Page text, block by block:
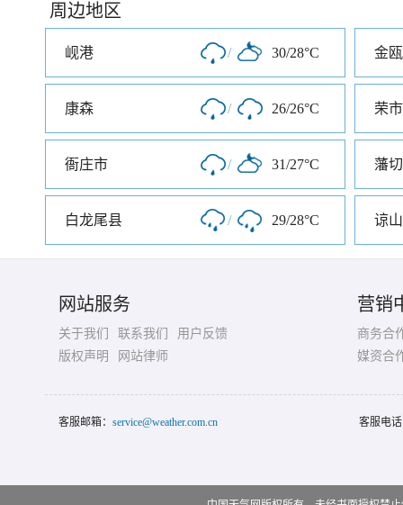
周边地区
岘港 / 30/28°C 金瓯
康森 / 26/26°C 荣市
衙庄市 / 31/27°C 藩
白龙尾县 / 29/28°C 谅山
网站服务
关于我们 联系我们
用户反馈
版权声明
网站律师
营销
商务合
媒资合
客服邮箱： service@weather.com.cn 客服电